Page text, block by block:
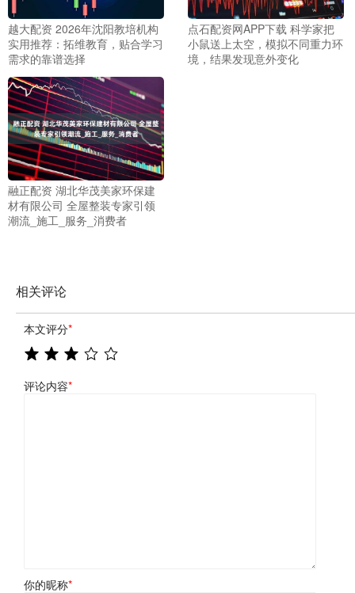
越大配资 2026年沈阳教培机构
实用推荐：拓维教育，贴合学习
需求的靠谱选择
点石配资网APP下载 科学家把
小鼠送上太空，模拟不同重力环
境，结果发现意外变化
融正配资 湖北华茂美家环保建
材有限公司 全屋整装专家引领
潮流_施工_服务_消费者
相关评论
本文评分*
评论内容*
你的昵称*